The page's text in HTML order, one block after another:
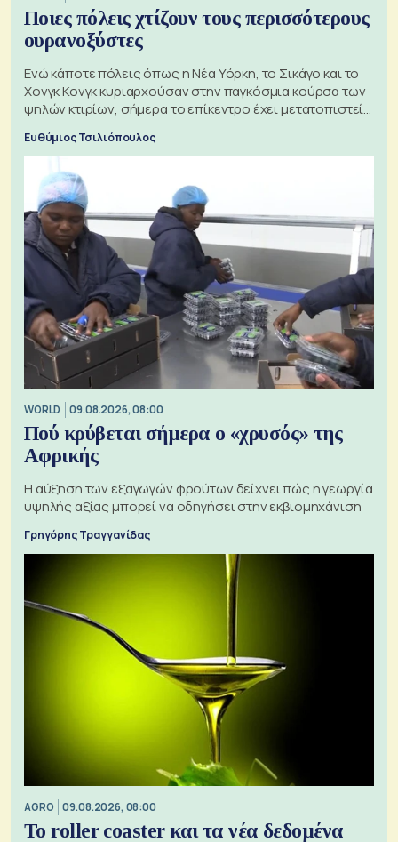
Ποιες πόλεις χτίζουν τους περισσότερους
ουρανοξύστες
Ενώ κάποτε πόλεις όπως η Νέα Υόρκη, το Σικάγο και το
Χονγκ Κονγκ κυριαρχούσαν στην παγκόσμια κούρσα των
ψηλών κτιρίων, σήμερα το επίκεντρο έχει μετατοπιστεί
Ευθύμιος Τσιλιόπουλος
WORLD 09.08.2026, 08:00
Πού κρύβεται σήμερα ο «χρυσός» της
Αφρικής
Η αύξηση των εξαγωγών φρούτων δείχνει πώς η γεωργία
υψηλής αξίας μπορεί να οδηγήσει στην εκβιομηχάνιση
Γρηγόρης Τραγγανίδας
AGRO 09.08.2026, 08:00
Το roller coaster και τα νέα δεδομένα